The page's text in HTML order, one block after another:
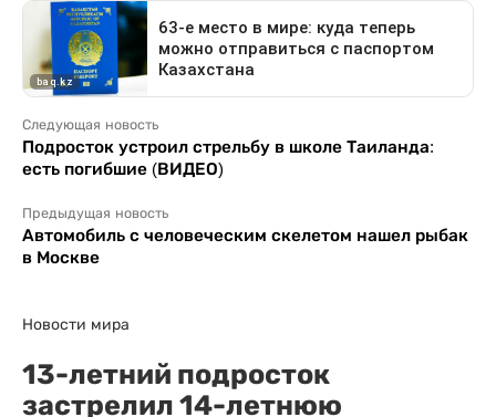
Следующая новость
Подросток устроил стрельбу в школе Таиланда:
есть погибшие (ВИДЕО)
Предыдущая новость
Автомобиль с человеческим скелетом нашел рыбак
в Москве
Новости мира
13-летний подросток
застрелил 14-летнюю